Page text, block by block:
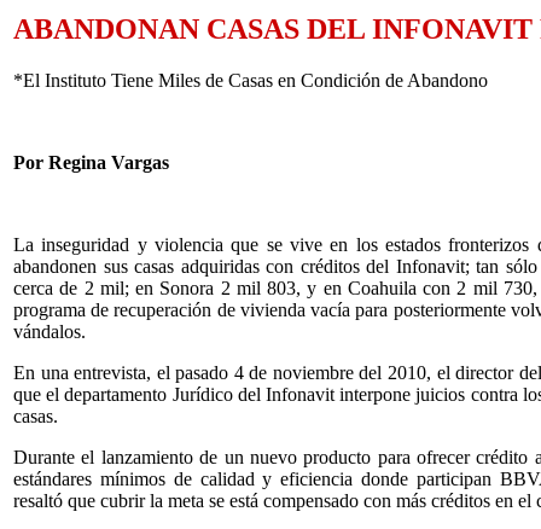
ABANDONAN CASAS DEL
*El Instituto Tiene Miles de Casas en Condición de Abandono
Por Regina Vargas
La inseguridad y violencia que se vive en los estados
abandonen sus casas adquiridas con créditos del Infonavit; tan
cerca de 2 mil; en Sonora 2 mil 803, y en Coahuila con 2 mil 730,
programa de recuperación de vivienda vacía para posteriormente
vándalos.
En una entrevista, el pasado 4 de noviembre del 2010, el director
que el departamento Jurídico del Infonavit interpone juicios contra
casas.
Durante el lanzamiento de un nuevo producto para ofrecer crédito
estándares mínimos de calidad y eficiencia donde participan
resaltó que cubrir la meta se está compensado con más créditos en